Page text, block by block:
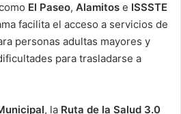
El Paseo, Alamitos e ISSSTE
facilita el acceso a servicios de
personas adultas mayores y
para trasladarse a
, la Ruta de la Salud 3.0